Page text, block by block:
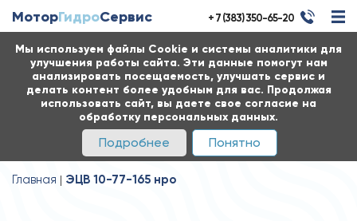
Мы используем файлы Cookie и системы аналитики для
улучшения работы сайта. Эти данные помогут нам
анализировать посещаемость, улучшать сервис и
делать контент более удобным для вас. Продолжая
использовать сайт, вы даете свое согласие на
обработку персональных данных.
Подробнее Понятно
МоторГидроСервис + 7 (383) 350-65-20
Главная ЭЦВ 10-77-165 нро